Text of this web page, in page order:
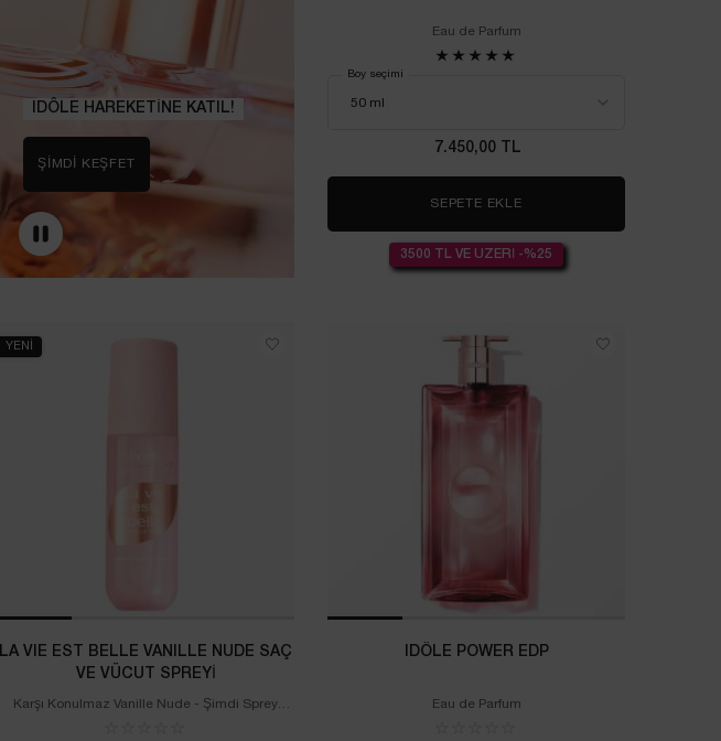
IDÔLE HAREKETİNE KATIL!​
ŞİMDİ KEŞFET​
Eau de Parfum
Boy seçimi
7.450,00 TL
SEPETE EKLE
3500 TL VE ÜZERİ -%25
YENİ
LA VIE EST BELLE VANILLE NUDE SAÇ
VE VÜCUT SPREYİ
Karşı Konulmaz Vanille Nude - Şimdi Sprey
IDÔLE POWER EDP
Eau de Parfum